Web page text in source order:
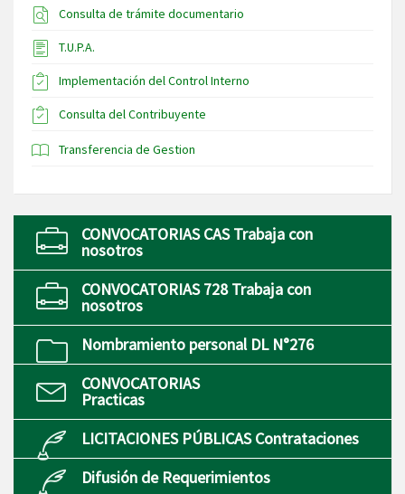
Consulta de trámite documentario
T.U.P.A.
Implementación del Control Interno
Consulta del Contribuyente
Transferencia de Gestion
CONVOCATORIAS CAS Trabaja con
nosotros
CONVOCATORIAS 728 Trabaja con
nosotros
Nombramiento personal DL N°276
CONVOCATORIAS
Practicas
LICITACIONES PÚBLICAS Contrataciones
Difusión de Requerimientos